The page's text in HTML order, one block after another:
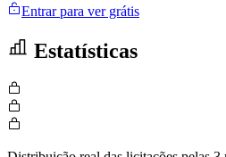
Entrar para ver grátis
Estatísticas